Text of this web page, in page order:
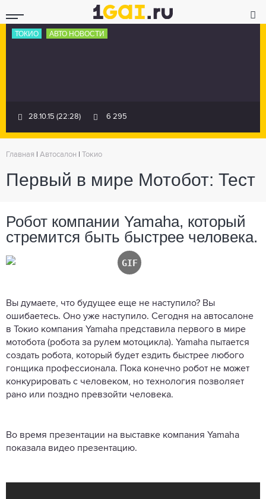
ТОКИО АВТО НОВОСТИ
28.10.15 (22:28) 6 295
Главная Автосалон Токио
Первый в мире Мотобот: Тест
Робот компании Yamaha, который
стремится быть быстрее человека.
Вы думаете, что будущее еще не наступило? Вы
ошибаетесь. Оно уже наступило. Сегодня на автосалоне
в Токио компания Yamaha представила первого в мире
мотобота (робота за рулем мотоцикла). Yamaha пытается
создать робота, который будет ездить быстрее любого
гонщика профессионала. Пока конечно робот не может
конкурировать с человеком, но технология позволяет
рано или поздно превзойти человека.
Во время презентации на выставке компания Yamaha
показала видео презентацию.